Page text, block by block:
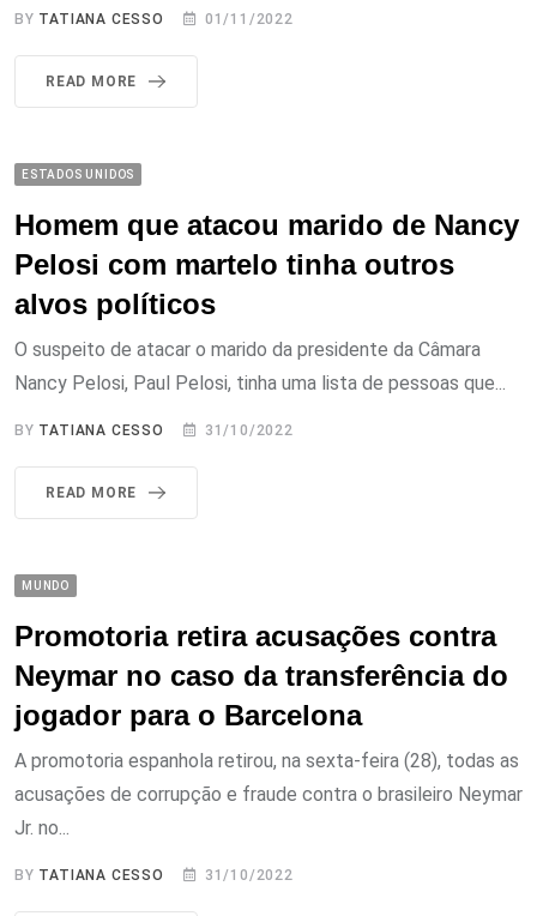
BY TATIANA CESSO 01/11/2022
READ MORE
ESTADOS UNIDOS
Homem que atacou marido de Nancy
Pelosi com martelo tinha outros
alvos políticos
O suspeito de atacar o marido da presidente da Câmara
Nancy Pelosi, Paul Pelosi, tinha uma lista de pessoas que...
BY TATIANA CESSO 31/10/2022
READ MORE
MUNDO
Promotoria retira acusações contra
Neymar no caso da transferência do
jogador para o Barcelona
A promotoria espanhola retirou, na sexta-feira (28), todas as
acusações de corrupção e fraude contra o brasileiro Neymar
Jr. no...
BY TATIANA CESSO 31/10/2022